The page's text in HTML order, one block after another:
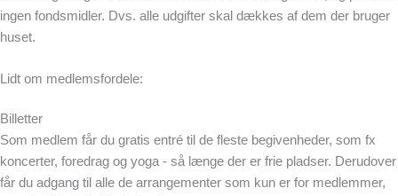
ingen fondsmidler. Dvs. alle udgifter skal dækkes af dem der bruger
huset.
Lidt om medlemsfordele:
Billetter
Som medlem får du gratis entré til de fleste begivenheder, som fx
koncerter, foredrag og yoga - så længe der er frie pladser. Derudover
får du adgang til alle de arrangementer som kun er for medlemmer,